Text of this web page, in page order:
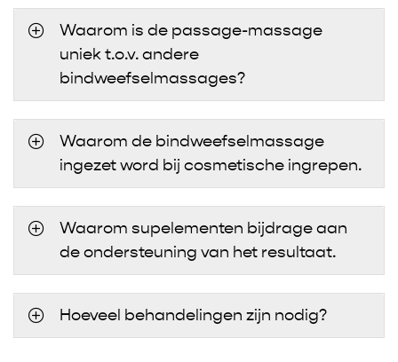
Waarom is de passage-massage
uniek t.o.v. andere
bindweefselmassages?
Waarom de bindweefselmassage
ingezet word bij cosmetische ingrepen.
Waarom supelementen bijdrage aan
de ondersteuning van het resultaat.
Hoeveel behandelingen zijn nodig?